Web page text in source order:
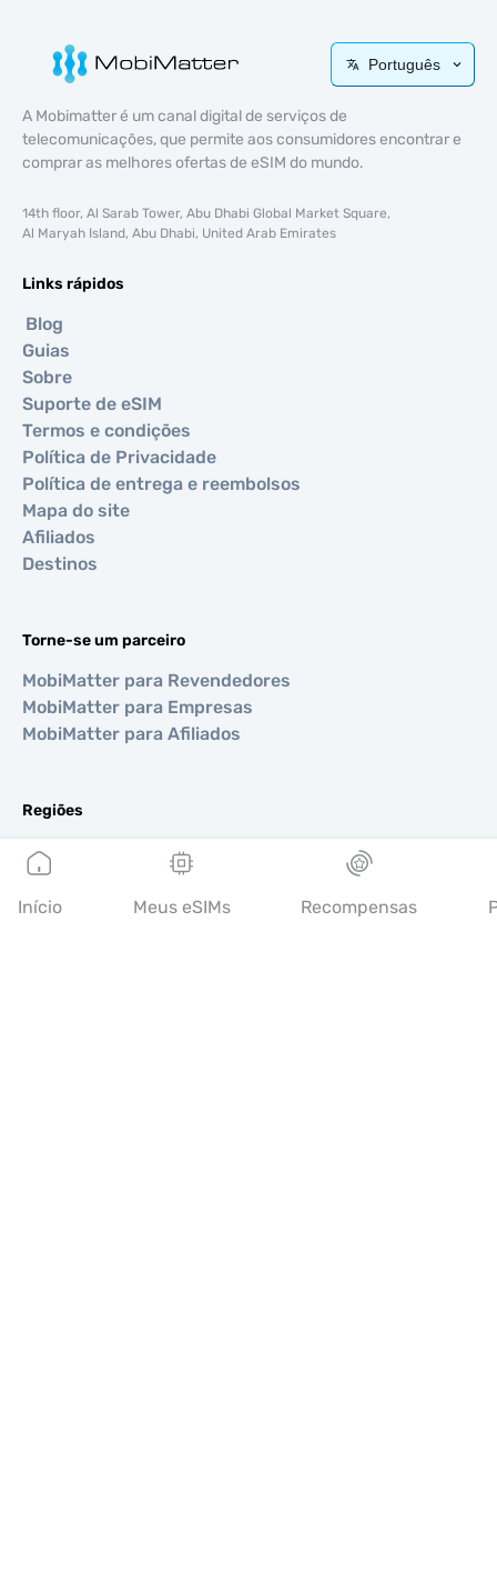
Português
A Mobimatter é um canal digital de serviços de
telecomunicações, que permite aos consumidores encontrar e
comprar as melhores ofertas de eSIM do mundo.
14th floor, Al Sarab Tower, Abu Dhabi Global Market Square,
Al Maryah Island, Abu Dhabi, United Arab Emirates
Links rápidos
Blog
Guias
Sobre
Suporte de eSIM
Termos e condições
Política de Privacidade
Política de entrega e reembolsos
Mapa do site
Afiliados
Destinos
Torne-se um parceiro
MobiMatter para Revendedores
MobiMatter para Empresas
MobiMatter para Afiliados
Regiões
eSIM para Europa
eSIM para Ásia
eSIM para Américas
Início Meus eSIMs Recompensas